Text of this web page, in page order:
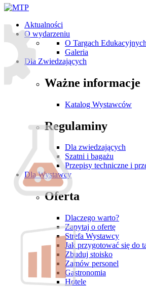
Aktualności
O wydarzeniu
O Targach Edukacyjnych
Galeria
Dla Zwiedzających
Ważne informacje
Katalog Wystawców
Regulaminy
Dla zwiedzających
Szatni i bagażu
Przepisy techniczne i
Dla Wystawcy
Oferta
Dlaczego warto?
Zapytaj o ofertę
Strefa Wystawcy
Jak przygotować się do
Zbuduj stoisko
Zamów personel
Gastronomia
Hotele